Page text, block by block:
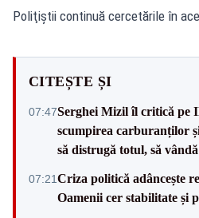
Poliţiştii continuă cercetările în
CITEȘTE ȘI
07:47Serghei Mizil îl critică pe
scumpirea carburanților
să distrugă totul, să
07:21Criza politică adâncește
Oamenii cer stabilitate și